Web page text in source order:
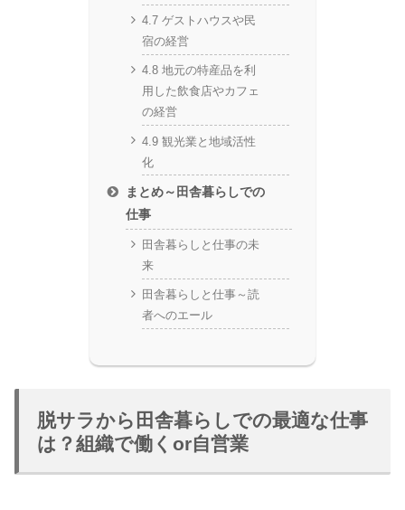
4.7 ゲストハウスや民
宿の経営
4.8 地元の特産品を利
用した飲食店やカフェ
の経営
4.9 観光業と地域活性
化
まとめ～田舎暮らしでの
仕事
田舎暮らしと仕事の未
来
田舎暮らしと仕事～読
者へのエール
脱サラから田舎暮らしでの最適な仕事
は？組織で働くor自営業